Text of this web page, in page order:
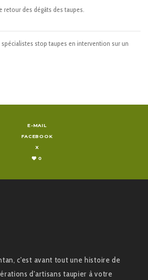
retour des dégâts des taupes.
spécialistes stop taupes en intervention sur un
E-MAIL
FACEBOOK
X
0
c'est avant tout une histoire de
d'artisans taupier à votre